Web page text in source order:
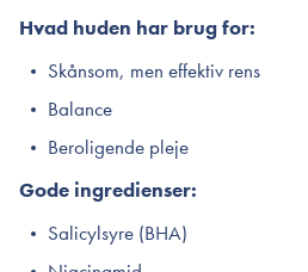
Hvad huden har brug for:
Skånsom, men effektiv rens
Balance
Beroligende pleje
Gode ingredienser:
Salicylsyre (BHA)